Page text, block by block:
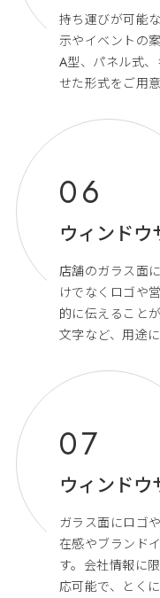
持ち運びが可能
示やイベントの
A型、パネル式
せた形式をご用
ウィンドウ
店舗のガラス面
けでなくロゴや
的に伝えること
文字など、用途
ウィンドウ
ガラス面にロゴ
在感やブランド
す。会社情報に
応可能で、とく